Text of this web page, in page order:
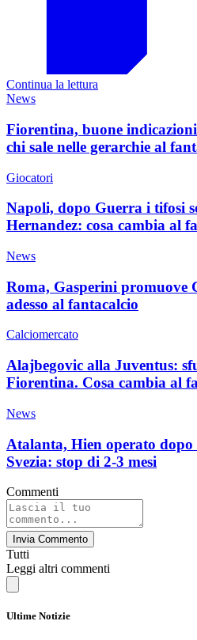
Continua la lettura
News
Fiorentina, buone
chi sale nelle gerarchie al
Giocatori
Napoli, dopo Guerra i tifosi
Hernandez: cosa cambia al
News
Roma, Gasperini promuove
adesso al fantacalcio
Calciomercato
Alajbegovic alla Juventus:
Fiorentina. Cosa cambia al
News
Atalanta, Hien operato
Svezia: stop di 2-3 mesi
Commenti
Invia Commento
Tutti
Leggi altri commenti
Ultime Notizie